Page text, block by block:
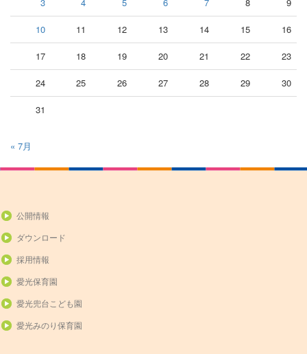
10 11 12 13 14 15 16
17 18 19 20 21 22 23
24 25 26 27 28 29 30
31
« 7月
公開情報
ダウンロード
採用情報
愛光保育園
愛光兜台こども園
愛光みのり保育園